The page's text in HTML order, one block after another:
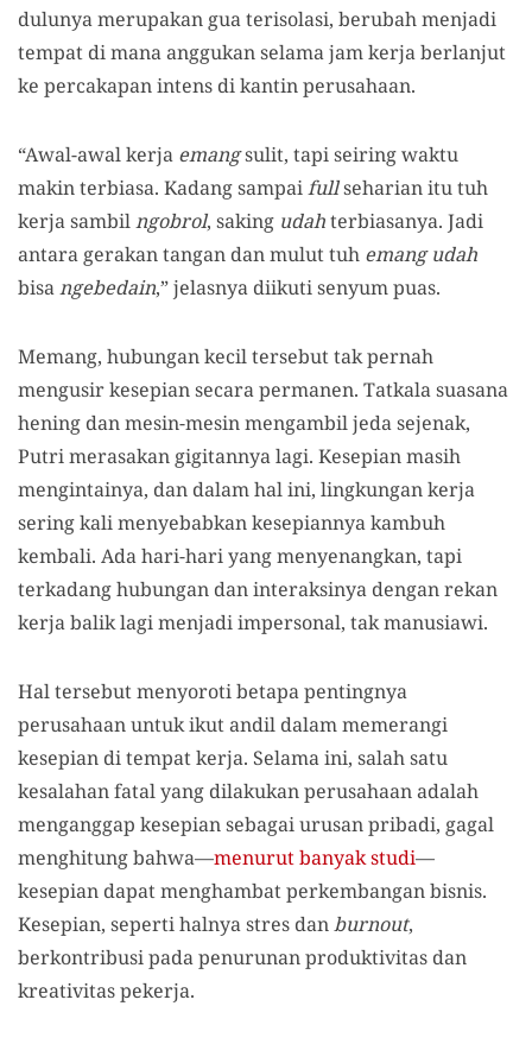
dulunya merupakan gua terisolasi, berubah menjadi
tempat di mana anggukan selama jam kerja berlanjut
ke percakapan intens di kantin perusahaan.
“Awal-awal kerja emangsulit, tapi seiring waktu
makin terbiasa. Kadang sampaifullseharian itu tuh
kerja sambilngobrol, saking udahterbiasanya. Jadi
antara gerakan tangan dan mulut tuh emang udah
bisangebedain,” jelasnya diikuti senyum puas.
Memang, hubungan kecil tersebut tak pernah
mengusir kesepian secara permanen. Tatkala suasana
hening dan mesin-mesin mengambil jeda sejenak,
Putri merasakan gigitannya lagi. Kesepian masih
mengintainya, dan dalam hal ini, lingkungan kerja
sering kali menyebabkan kesepiannya kambuh
kembali. Ada hari-hari yang menyenangkan, tapi
terkadang hubungan dan interaksinya dengan rekan
kerja balik lagi menjadi impersonal, tak manusiawi.
Hal tersebut menyoroti betapa pentingnya
perusahaan untuk ikut andil dalam memerangi
kesepian di tempat kerja. Selama ini, salah satu
kesalahan fatal yang dilakukan perusahaan adalah
menganggap kesepian sebagai urusan pribadi, gagal
menghitung bahwa—menurut banyak studi—
kesepian dapat menghambat perkembangan bisnis.
Kesepian, seperti halnya stres danburnout,
berkontribusi pada penurunan produktivitas dan
kreativitas pekerja.